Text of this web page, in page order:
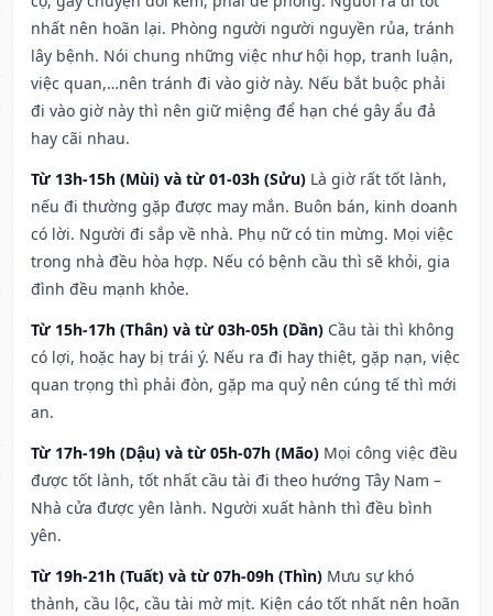
nhất nên hoãn lại. Phòng người người nguyền rủa, tránh
lây bệnh. Nói chung những việc như hội họp, tranh luận,
việc quan,…nên tránh đi vào giờ này. Nếu bắt buộc phải
đi vào giờ này thì nên giữ miệng để hạn ché gây ẩu đả
hay cãi nhau.
Từ 13h-15h (Mùi) và từ 01-03h (Sửu) Là giờ rất tốt lành,
nếu đi thường gặp được may mắn. Buôn bán, kinh doanh
có lời. Người đi sắp về nhà. Phụ nữ có tin mừng. Mọi việc
trong nhà đều hòa hợp. Nếu có bệnh cầu thì sẽ khỏi, gia
đình đều mạnh khỏe.
Từ 15h-17h (Thân) và từ 03h-05h (Dần) Cầu tài thì không
có lợi, hoặc hay bị trái ý. Nếu ra đi hay thiệt, gặp nạn, việc
quan trọng thì phải đòn, gặp ma quỷ nên cúng tế thì mới
an.
Từ 17h-19h (Dậu) và từ 05h-07h (Mão) Mọi công việc đều
được tốt lành, tốt nhất cầu tài đi theo hướng Tây Nam –
Nhà cửa được yên lành. Người xuất hành thì đều bình
yên.
Từ 19h-21h (Tuất) và từ 07h-09h (Thìn) Mưu sự khó
thành, cầu lộc, cầu tài mờ mịt. Kiện cáo tốt nhất nên hoãn